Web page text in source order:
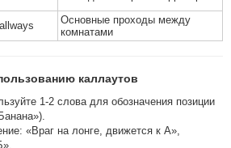
Основные проходы между
комнатами
каллаутов
1-2 слова для обозначения позиции
«Враг на лонге, движется к А»,